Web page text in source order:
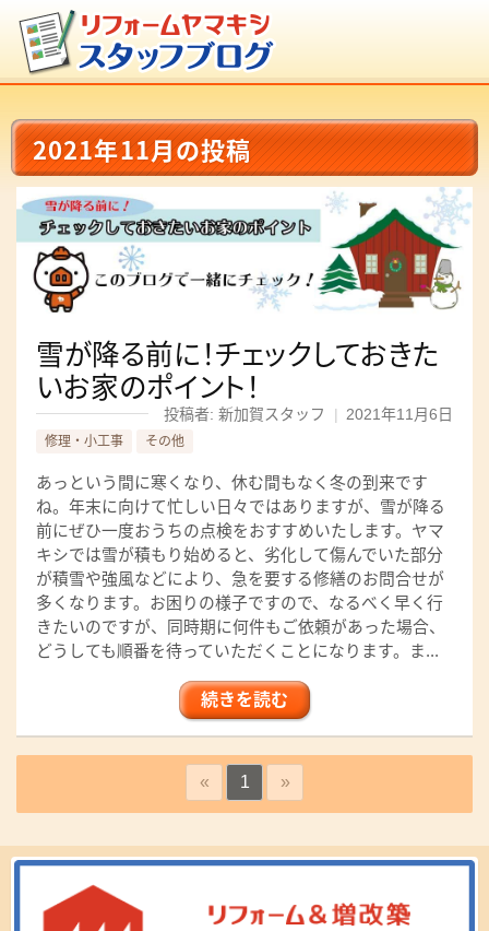
2021年11月の投稿
雪が降る前に！チェックしておきた
いお家のポイント！
投稿者: 新加賀スタッフ | 2021年11月6日
修理・小工事 その他
あっという間に寒くなり、休む間もなく冬の到来です
ね。年末に向けて忙しい日々ではありますが、雪が降る
前にぜひ一度おうちの点検をおすすめいたします。ヤマ
キシでは雪が積もり始めると、劣化して傷んでいた部分
が積雪や強風などにより、急を要する修繕のお問合せが
多くなります。お困りの様子ですので、なるべく早く行
きたいのですが、同時期に何件もご依頼があった場合、
どうしても順番を待っていただくことになります。ま...
続きを読む
« 1 »